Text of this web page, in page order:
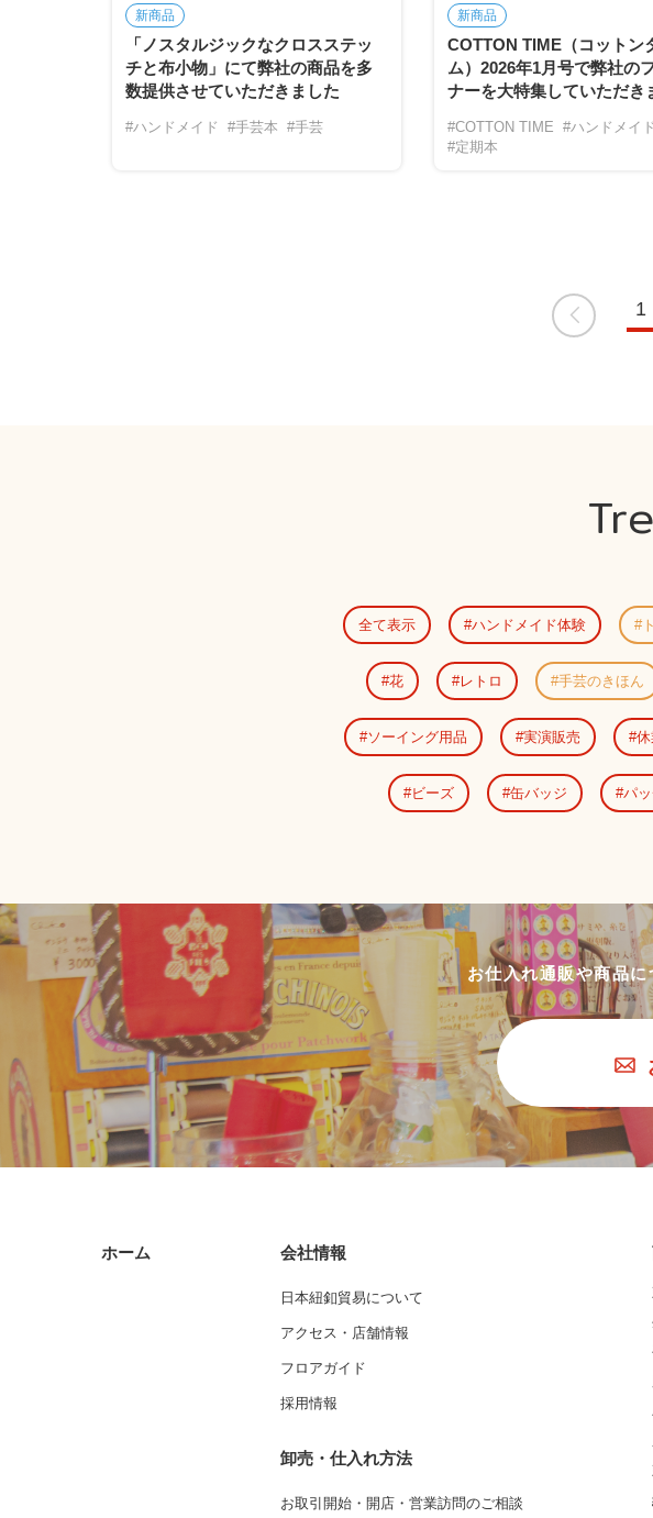
新商品
「ノスタルジックなクロスステッ
チと布小物」にて弊社の商品を多
数提供させていただきました
#ハンドメイド #手芸本 #手芸
新商品
COTTON TIME（コットン
ム）2026年1月号で弊社の
ナーを大特集していただき
#COTTON TIME #ハンドメイド
#定期本
1
全て表示 ハンドメイド体験
花 レトロ 手芸のきほん
ソーイング用品 実演販売 休
ビーズ 缶バッジ パ
お仕入れ通販や商品
ホーム 会社情報
日本紐釦貿易について
アクセス・店舗情報
フロアガイド
採用情報
卸売・仕入れ方法
お取引開始・開店・営業訪問のご相談